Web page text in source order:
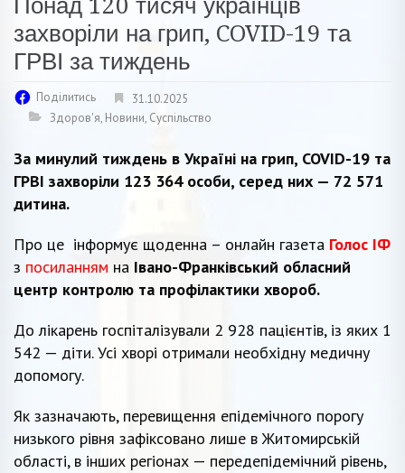
захворіли на грип, COVID-19 та
ГРВІ за тиждень
Поділитись
31.10.2025
Здоров'я, Новини, Суспільство
За минулий тиждень в Україні на грип, COVID-19 та
ГРВІ захворіли 123 364 особи, серед них — 72 571
дитина.
Про це інформує щоденна – онлайн газета Голос ІФ
з посиланням на Івано-Франківський обласний
центр контролю та профілактики хвороб.
До лікарень госпіталізували 2 928 пацієнтів, із яких 1
542 — діти. Усі хворі отримали необхідну медичну
допомогу.
Як зазначають, перевищення епідемічного порогу
низького рівня зафіксовано лише в Житомирській
області, в інших регіонах — передепідемічний рівень,